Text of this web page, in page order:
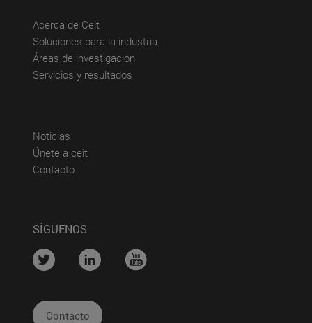
Acerca de Ceit(abre en nueva ventana)
Soluciones para la industria
Áreas de investigación
Servicios y resultados
Noticias
Únete a ceit(abre en nueva ventana)
Contacto(abre en nueva ventana)
SÍGUENOS
.... .... ....
Contacto